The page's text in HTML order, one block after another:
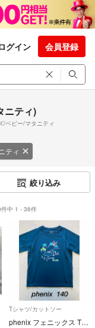
グイン 会員登録
ニティ)
/ベビー/マタニティ
ティ
絞り込み
中 1 - 36件
Tシャツ/カットソー
phenix フェニックス Tシャツ 140 速乾